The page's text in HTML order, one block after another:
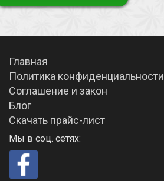
Главная
Политика конфиденциальности
Соглашение и закон
Блог
Скачать прайс-лист
Мы в соц. сетях: